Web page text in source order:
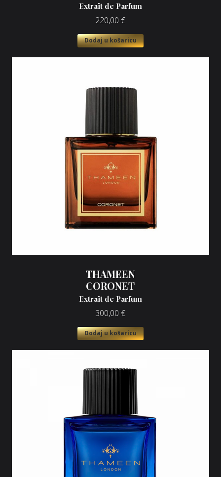
Extrait de Parfum
220,00 €
Dodaj u košaricu
THAMEEN
CORONET
Extrait de Parfum
300,00 €
Dodaj u košaricu